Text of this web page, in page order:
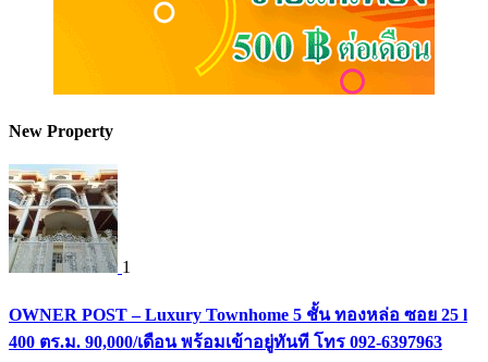
New Property
1
OWNER POST – Luxury Townhome 5 ชั้น ทองหล่อ ซอย 25 l
400 ตร.ม. 90,000/เดือน พร้อมเข้าอยู่ทันที โทร 092-6397963